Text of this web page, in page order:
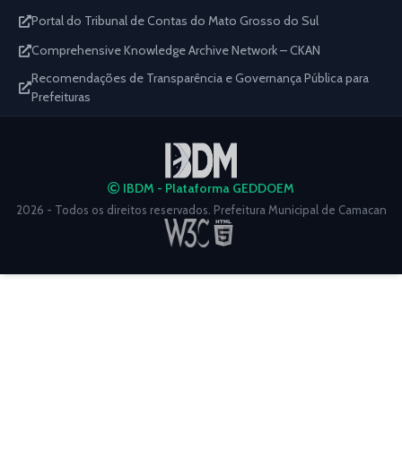
Portal do Tribunal de Contas do Mato Grosso do Sul
Comprehensive Knowledge Archive Network – CKAN
Recomendações de Transparência e Governança Pública para
Prefeituras
IBDM - Plataforma GEDDOEM
2026 - Todos os direitos reservados. Prefeitura Municipal de Camacan